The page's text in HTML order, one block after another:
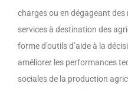
charges ou en dégageant
services à destination des
forme d’outils d’aide à la
améliorer les performances
sociales de la production